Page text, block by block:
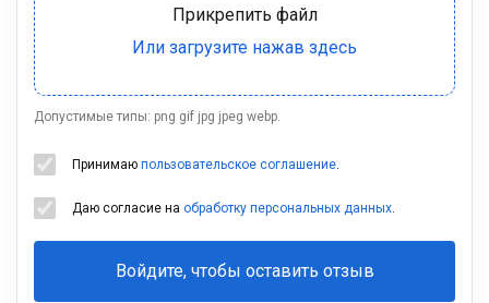
Допустимые типы: png gif jpg jpeg webp.
Принимаю пользовательское соглашение.
Даю согласие на обработку персональных данных.
Войдите, чтобы оставить отзыв